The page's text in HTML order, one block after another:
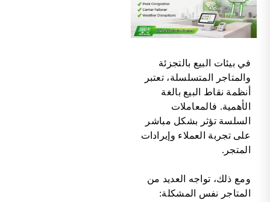
في بيئات البيع بالتجزئة
والمتاجر المتسلسلة، تعتبر
أنظمة نقاط البيع بالغة
الأهمية. فالمعاملات
السلسة تؤثر بشكل مباشر
على تجربة العملاء وإيرادات
المتجر.
ومع ذلك، تواجه العديد من
المتاجر نفس المشكلة: